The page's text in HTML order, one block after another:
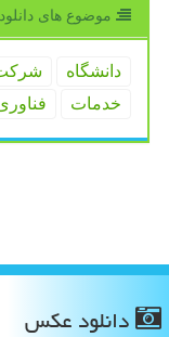
موضوع های
دانشگاه
خدمات
دانلود عكس